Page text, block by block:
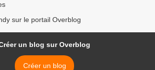
sur le portail Overblog
un blog sur Overblog
Créer un blog